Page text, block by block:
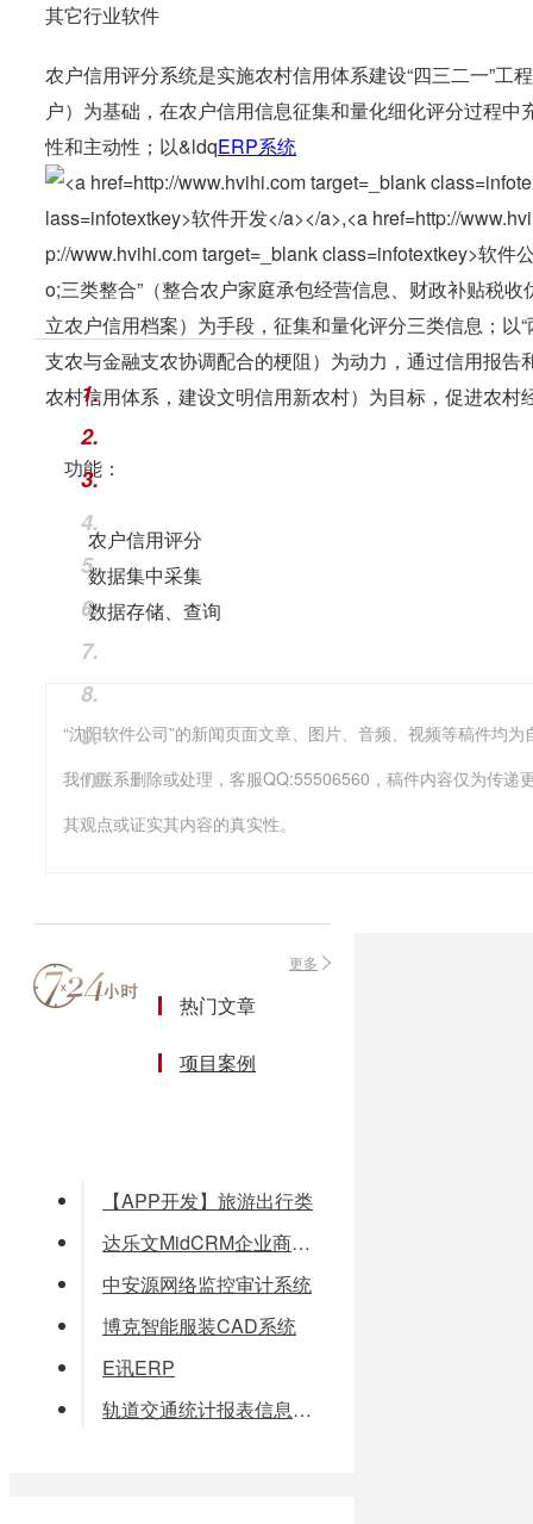
其它行业软件
农户信用评分系统是实施农村信用体系建设“四三二一”工
户）为基础，在农户信用信息征集和量化细化评分过程
性和主动性；以&ldqERP系统
o;三类整合”（整合农户家庭承包经营信息、财政补贴税
立农户信用档案）为手段，征集和量化评分三类信息；
支农与金融支农协调配合的梗阻）为动力，通过信用报告
农村信用体系，建设文明信用新农村）为目标，促进农
功能：
农户信用评分
数据集中采集
数据存储、查询
我们联系删除或处理，客服QQ:55506560，稿件内容仅为传递
其观点或证实其内容的真实性。
更多
热门文章
1.
2.
3.
4.
5.
6.
7.
8.
9.
10.
项目案例
【APP开发】旅游出行类
达乐文MidCRM企业商务平台
中安源网络监控审计系统
博克智能服装CAD系统
E讯ERP
轨道交通统计报表信息系统（SIS）